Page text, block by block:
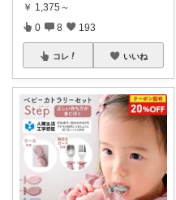
￥ 1,375～
0 8 193
コレ いいね